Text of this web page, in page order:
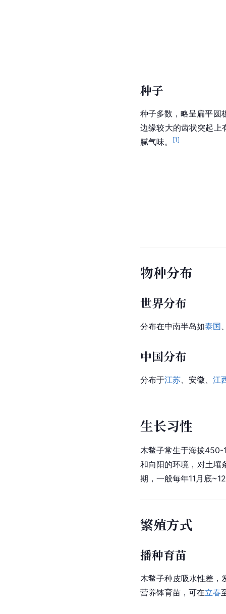
种子
种子多数，略呈扁平圆
边缘较大的齿状突起上
腻气味。
[1]
物种分布
世界分布
分布在中南半岛如泰国
中国分布
分布于江苏、 安徽、 江
生长习性
木鳖子常生于海拔450-
和向阳的环境，对土壤
期，一般每年11月底
繁殖方式
播种育苗
木鳖子种皮吸水性差，
营养钵育苗，可在立春